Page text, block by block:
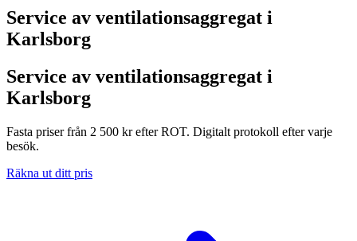
Service av ventilationsaggregat i
Karlsborg
Service av ventilationsaggregat i
Karlsborg
Fasta priser från 2 500 kr efter ROT. Digitalt protokoll efter varje
besök.
Räkna ut ditt pris